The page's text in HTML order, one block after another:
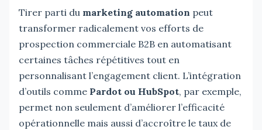
Tirer parti du marketing automation peut
transformer radicalement vos efforts de
prospection commerciale B2B en automatisant
certaines tâches répétitives tout en
personnalisant l’engagement client. L’intégration
d’outils comme Pardot ou HubSpot, par exemple,
permet non seulement d’améliorer l’efficacité
opérationnelle mais aussi d’accroître le taux de